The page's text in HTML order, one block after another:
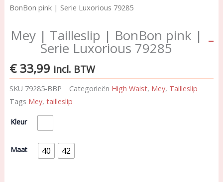
BonBon pink | Serie Luxorious 79285
Mey | Tailleslip | BonBon pink |
Serie Luxorious 79285
€33,99 incl. BTW
SKU 79285-BBP Categorieën High Waist, Mey, Tailleslip
Tags Mey, tailleslip
Kleur
Maat 40 42
Mey
|